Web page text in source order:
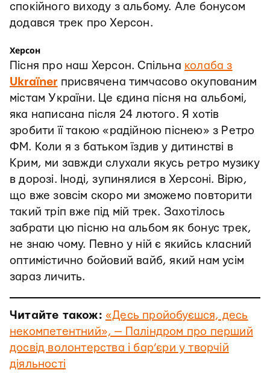
спокійного виходу з альбому. Але бонусом
додався трек про Херсон.
Херсон
Пісня про наш Херсон. Спільна колаба з
Ukraїner присвячена тимчасово окупованим
містам України. Це єдина пісня на альбомі,
яка написана після 24 лютого. Я хотів
зробити її такою «радійною піснею» з Ретро
ФМ. Коли я з батьком їздив у дитинстві в
Крим, ми завжди слухали якусь ретро музику
в дорозі. Іноді, зупинялися в Херсоні. Вірю,
що вже зовсім скоро ми зможемо повторити
такий тріп вже під мій трек. Захотілось
забрати цю пісню на альбом як бонус трек,
не знаю чому. Певно у ній є якийсь класний
оптимістично бойовий вайб, який нам усім
зараз личить.
Читайте також: «Десь пройобуєшся, десь
некомпетентний», — Паліндром про перший
досвід волонтерства і бар’єри у творчій
діяльності